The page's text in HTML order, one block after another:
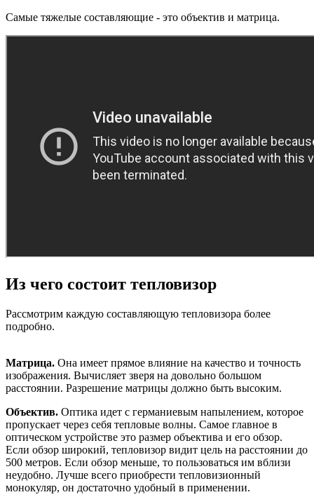
Самые тяжелые составляющие - это объектив и матрица.
Из чего состоит тепловизор
Рассмотрим каждую составляющую тепловизора более
подробно.
Матрица. Она имеет прямое влияние на качество и точность
изображения. Вычисляет зверя на довольно большом
расстоянии. Разрешение матрицы должно быть высоким.
Объектив. Оптика идет с германиевым напылением, которое
пропускает через себя тепловые волны. Самое главное в
оптическом устройстве это размер объектива и его обзор.
Если обзор широкий, тепловизор видит цель на расстоянии до
500 метров. Если обзор меньше, то пользоваться им вблизи
неудобно. Лучше всего приобрести тепловизионный
монокуляр, он достаточно удобный в применении.